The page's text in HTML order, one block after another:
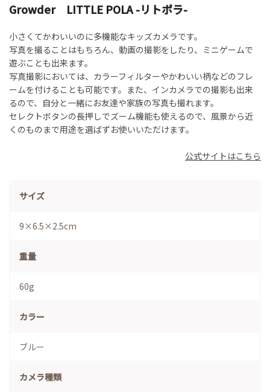
Growder LITTLE POLA -リトポラ-
小さくてかわいいのに多機能なキッズカメラです。
写真を撮ることはもちろん、動画の撮影をしたり、ミニゲームで
遊ぶことも出来ます。
写真撮影においては、カラーフィルターやかわいい柄などのフレ
ームを付けることも可能です。また、インカメラでの撮影も出来
るので、自分と一緒にお友達や家族の写真も撮れます。
セレクトボタンの長押しでズーム機能も使えるので、風景から近
くのものまで用途を選ばずお使いいただけます。
公式サイトはこちら
サイズ
9×6.5×2.5cm
重量
60g
カラー
ブルー
カメラ種類